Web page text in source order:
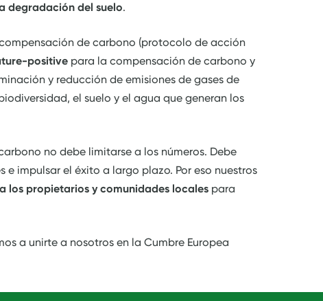
degradación del suelo.
de carbono (protocolo de acción
positive para la compensación de carbono y
y reducción de emisiones de gases de
el suelo y el agua que generan los
no debe limitarse a los números. Debe
impulsar el éxito a largo plazo. Por eso nuestros
los propietarios y comunidades locales para
a unirte a nosotros en la Cumbre Europea